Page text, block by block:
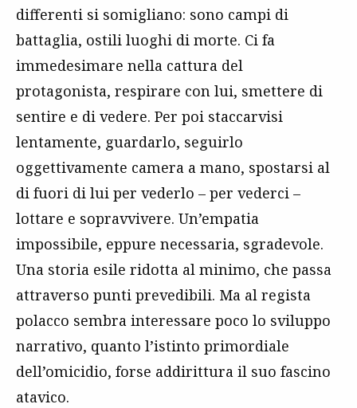
differenti si somigliano: sono campi di
battaglia, ostili luoghi di morte. Ci fa
immedesimare nella cattura del
protagonista, respirare con lui, smettere di
sentire e di vedere. Per poi staccarvisi
lentamente, guardarlo, seguirlo
oggettivamente camera a mano, spostarsi al
di fuori di lui per vederlo – per vederci –
lottare e sopravvivere. Un’empatia
impossibile, eppure necessaria, sgradevole.
Una storia esile ridotta al minimo, che passa
attraverso punti prevedibili. Ma al regista
polacco sembra interessare poco lo sviluppo
narrativo, quanto l’istinto primordiale
dell’omicidio, forse addirittura il suo fascino
atavico.